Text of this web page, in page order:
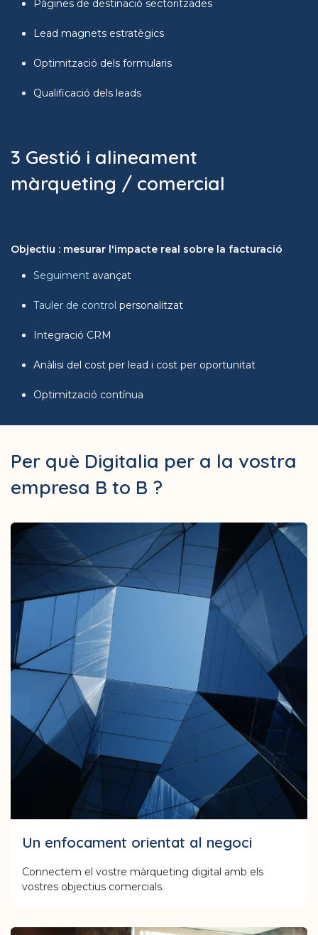
Pàgines de destinació sectoritzades
Lead magnets estratègics
Optimització dels formularis
Qualificació dels leads
3 Gestió i alineament
màrqueting / comercial
Objectiu : mesurar l'impacte real sobre la facturació
Seguiment avançat
Tauler de control personalitzat
Integració CRM
Anàlisi del cost per lead i cost per oportunitat
Optimització contínua
Per què Digitalia per a la vostra
empresa B to B ?
Un enfocament orientat al negoci
Connectem el vostre màrqueting digital amb els
vostres objectius comercials.